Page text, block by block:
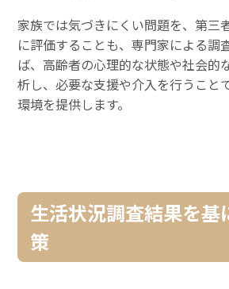
家族では気づきにくい問題を、第三
に評価することも、専門家による調
ば、高齢者の心理的な状態や社会的
析し、必要な支援や介入を行うこと
環境を提供します。
生活状況調査結果を基
策